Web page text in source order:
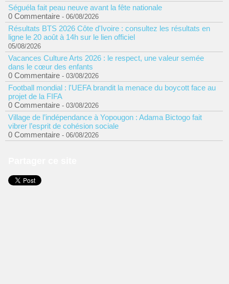
Séguéla fait peau neuve avant la fête nationale
0 Commentaire - 06/08/2026
Résultats BTS 2026 Côte d'Ivoire : consultez les résultats en
ligne le 20 août à 14h sur le lien officiel
05/08/2026
Vacances Culture Arts 2026 : le respect, une valeur semée
dans le cœur des enfants
0 Commentaire - 03/08/2026
Football mondial : l'UEFA brandit la menace du boycott face au
projet de la FIFA
0 Commentaire - 03/08/2026
Village de l’indépendance à Yopougon : Adama Bictogo fait
vibrer l’esprit de cohésion sociale
0 Commentaire - 06/08/2026